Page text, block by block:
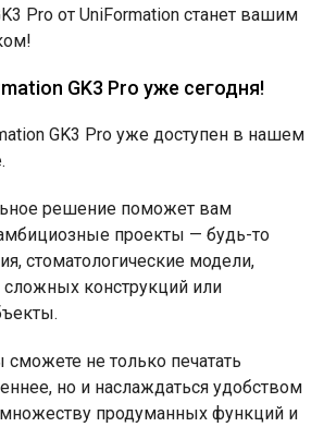
Pro от UniFormation станет вашим
GK3 Pro уже сегодня!
GK3 Pro уже доступен в нашем
решение поможет вам
проекты — будь-то
стоматологические модели,
сложных конструкций или
не только печатать
но и наслаждаться удобством
продуманных функций и